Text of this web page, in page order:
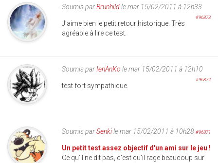
Soumis parBrunhildle mar 15/02/2011 à 12h33
#96873
J'aime bien le petit retour historique. Très
agréable à lire ce test.
Soumis par IenAnKo le mar 15/02/2011 à 12h10
#96872
test fort sympathique.
Soumis parSenkile mar 15/02/2011 à 10h28 #96871
Un petit test assez objectif d'un ami sur le jeu !
Ce qu'il ne dit pas, c'est qu'il rage beaucoup sur